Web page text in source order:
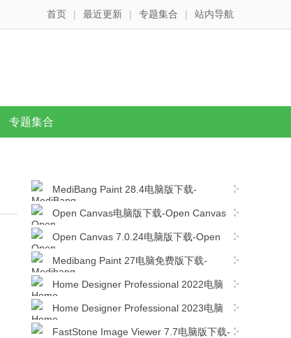
首页 | 最近更新 | 专题集合 | 站内导航
专题集合
MediBang Paint 28.4电脑版下载-
MediBang Paint 28.4简体中文版下载
Open Canvas电脑版下载-Open Canvas
v6.2.11简体中文版下载
Open Canvas 7.0.24电脑版下载-Open
Canvas v7.0.24免费官方版下载
Medibang Paint 27电脑免费版下载-
Medibang Paint 27.0简体中文版下载
Home Designer Professional 2022电脑
版下载-Home Designer Professional 2022
v23.3简体中文版下载
Home Designer Professional 2023电脑
版下载-Home Designer Professional 2023
FastStone Image Viewer 7.7电脑版下载-